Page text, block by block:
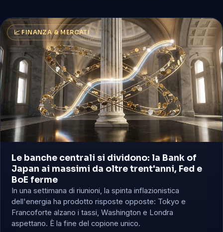
📈 FINANZA & MERCATI
Le banche centrali si dividono: la Bank of
Japan ai massimi da oltre trent'anni, Fed e
BoE ferme
In una settimana di riunioni, la spinta inflazionistica
dell'energia ha prodotto risposte opposte: Tokyo e
Francoforte alzano i tassi, Washington e Londra
aspettano. È la fine del copione unico.